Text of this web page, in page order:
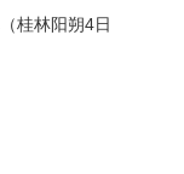
桂林阳朔4日